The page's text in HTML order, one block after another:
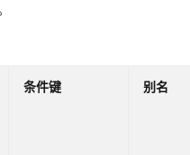
条件键 别名